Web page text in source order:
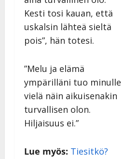
Kesti tosi kauan, että
uskalsin lähteä sieltä
pois”, hän totesi.
”Melu ja elämä
ympärilläni tuo minulle
vielä näin aikuisenakin
turvallisen olon.
Hiljaisuus ei.”
Lue myös: Tiesitkö?